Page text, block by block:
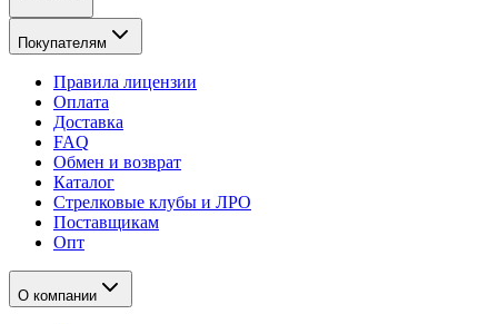
Покупателям
Правила лицензии
Оплата
Доставка
FAQ
Обмен и возврат
Каталог
Стрелковые клубы и ЛРО
Поставщикам
Опт
О компании